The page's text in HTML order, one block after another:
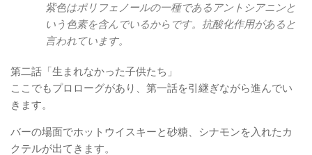
紫色はポリフェノールの一種であるアントシアニンと
いう色素を含んでいるからです。抗酸化作用があると
言われています。
第二話「生まれなかった子供たち」
ここでもプロローグがあり、第一話を引継ぎながら進んでい
きます。
バーの場面でホットウイスキーと砂糖、シナモンを入れたカ
クテルが出てきます。